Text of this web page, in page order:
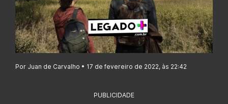
Por Juan de Carvalho • 17 de fevereiro de 2022, às 22:42
PUBLICIDADE